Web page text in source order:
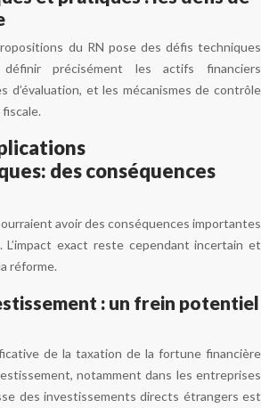
du RN pose des défis techniques
précisément les actifs financiers
d’évaluation, et les mécanismes de contrôle
des conséquences
avoir des conséquences importantes
L’impact exact reste cependant incertain et
réforme.
: un frein potentiel
de la taxation de la fortune financière
notamment dans les entreprises
des investissements directs étrangers est